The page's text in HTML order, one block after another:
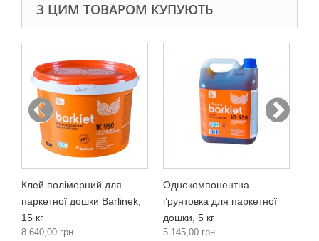
З ЦИМ ТОВАРОМ КУПУЮТЬ
Клей полімерний для
паркетної дошки Barlinek,
15 кг
8 640,00 грн
Однокомпонентна
ґрунтовка для паркетної
дошки, 5 кг
5 145,00 грн